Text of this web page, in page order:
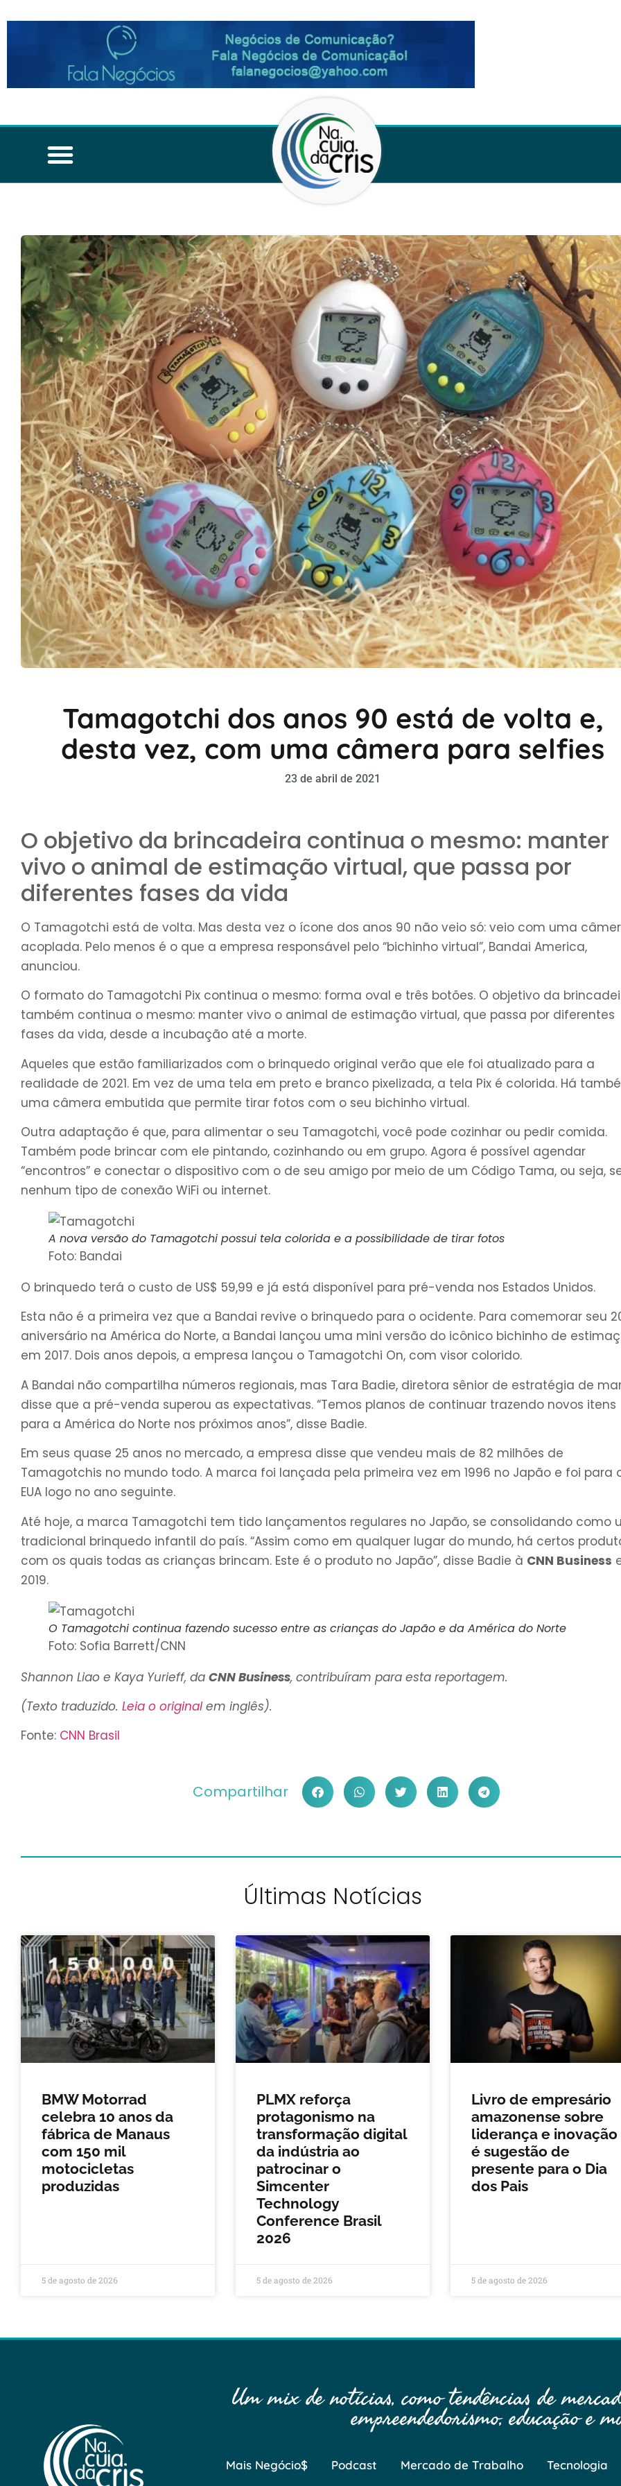
Tamagotchi dos anos 90 está de volta e,
desta vez, com uma câmera para selfies
23 de abril de 2021
O objetivo da brincadeira continua o mesmo: manter
vivo o animal de estimação virtual, que passa por
diferentes fases da vida
O Tamagotchi está de volta. Mas desta vez o ícone dos anos 90 não veio só: veio com uma
acoplada. Pelo menos é o que a empresa responsável pelo “bichinho virtual”, Bandai America,
anunciou.
O formato do Tamagotchi Pix continua o mesmo: forma oval e três botões. O objetivo da
também continua o mesmo: manter vivo o animal de estimação virtual, que passa por diferentes
fases da vida, desde a incubação até a morte.
Aqueles que estão familiarizados com o brinquedo original verão que ele foi atualizado para a
realidade de 2021. Em vez de uma tela em preto e branco pixelizada, a tela Pix é colorida. Há
uma câmera embutida que permite tirar fotos com o seu bichinho virtual.
Outra adaptação é que, para alimentar o seu Tamagotchi, você pode cozinhar ou pedir comida.
Também pode brincar com ele pintando, cozinhando ou em grupo. Agora é possível agendar
“encontros” e conectar o dispositivo com o de seu amigo por meio de um Código Tama, ou seja,
nenhum tipo de conexão WiFi ou internet.
A nova versão do Tamagotchi possui tela colorida e a possibilidade de tirar fotos
Foto: Bandai
O brinquedo terá o custo de US$ 59,99 e já está disponível para pré-venda nos Estados Unidos.
Esta não é a primeira vez que a Bandai revive o brinquedo para o ocidente. Para comemorar seu
aniversário na América do Norte, a Bandai lançou uma mini versão do icônico bichinho de
em 2017. Dois anos depois, a empresa lançou o Tamagotchi On, com visor colorido.
A Bandai não compartilha números regionais, mas Tara Badie, diretora sênior de estratégia de
disse que a pré-venda superou as expectativas. “Temos planos de continuar trazendo novos itens
para a América do Norte nos próximos anos”, disse Badie.
Em seus quase 25 anos no mercado, a empresa disse que vendeu mais de 82 milhões de
Tamagotchis no mundo todo. A marca foi lançada pela primeira vez em 1996 no Japão e foi para
EUA logo no ano seguinte.
Até hoje, a marca Tamagotchi tem tido lançamentos regulares no Japão, se consolidando como
tradicional brinquedo infantil do país. “Assim como em qualquer lugar do mundo, há certos
com os quais todas as crianças brincam. Este é o produto no Japão”, disse Badie à CNN Business
2019.
O Tamagotchi continua fazendo sucesso entre as crianças do Japão e da América do Norte
Foto: Sofia Barrett/CNN
Shannon Liao e Kaya Yurieff, da CNN Business, contribuíram para esta reportagem.
(Texto traduzido. Leia o originalem inglês).
Fonte: CNN Brasil
Compartilhar
Últimas Notícias
BMW Motorrad
celebra 10 anos da
fábrica de Manaus
com 150 mil
motocicletas
produzidas
5 de agosto de 2026
PLMX reforça
protagonismo na
transformação digital
da indústria ao
patrocinar o
Simcenter
Technology
Conference Brasil
2026
5 de agosto de 2026
Livro de empresário
amazonense sobre
liderança e inovação
é sugestão de
presente para o Dia
dos Pais
5 de agosto de 2026
Um mix de notícias, como tendências de
empreendedorismo, educação e
Mais Negócio$ Podcast Mercado de Trabalho Tecnologia